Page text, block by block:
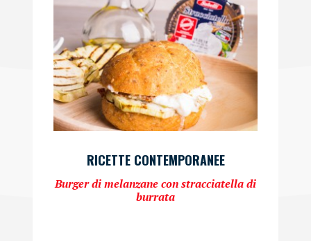
RICETTE CONTEMPORANEE
Burger di melanzane con stracciatella di
burrata